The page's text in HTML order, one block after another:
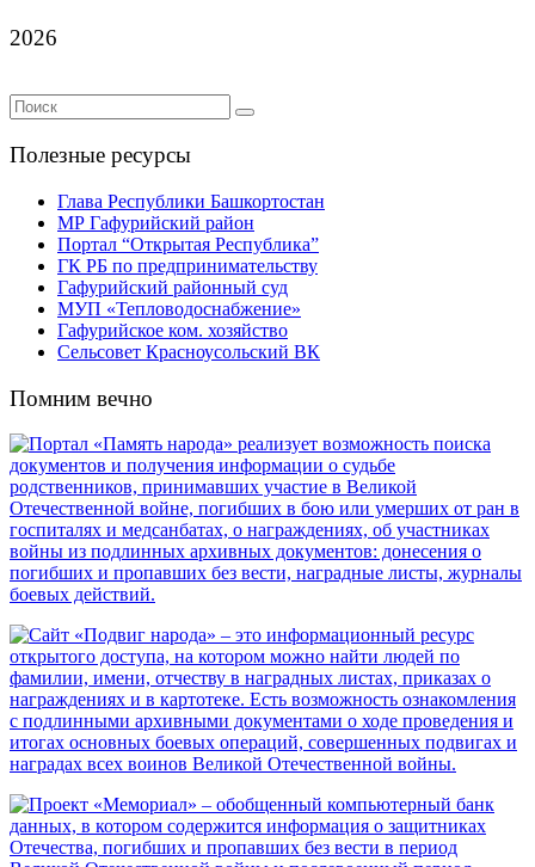
2026
Полезные ресурсы
Глава Республики Башкортостан
МР Гафурийский район
Портал “Открытая Республика”
ГК РБ по предпринимательству
Гафурийский районный суд
МУП «Тепловодоснабжение»
Гафурийское ком. хозяйство
Сельсовет Красноусольский ВК
Помним вечно